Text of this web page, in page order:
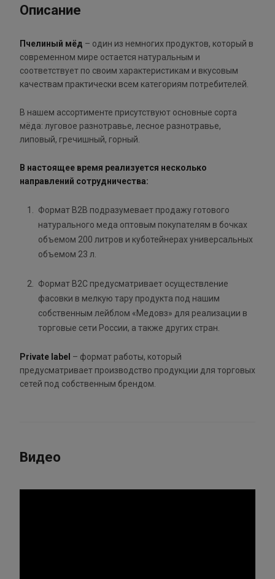
Описание
Пчелиный мёд – один из немногих продуктов, который в
современном мире остается натуральным и
соответствует по своим характеристикам и вкусовым
качествам практически всем категориям потребителей.
В нашем ассортименте присутствуют основные сорта
мёда: луговое разнотравье, лесное разнотравье,
липовый, гречишный, горный.
В настоящее время реализуется несколько
направлений сотрудничества:
Формат B2B подразумевает продажу готового
натурального меда оптовым покупателям в бочках
объемом 200 литров и куботейнерах универсальных
объемом 23 л.
Формат B2C предусматривает осуществление
фасовки в мелкую тару продукта под нашим
собственным лейблом «Медовз» для реализации в
торговые сети России, а также других стран.
Private label – формат работы, который
предусматривает производство продукции для торговых
сетей под собственным брендом.
Видео